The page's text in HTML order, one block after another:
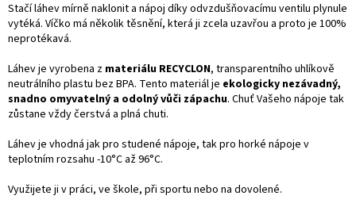
Stačí láhev mírně naklonit a nápoj díky odvzdušňovacímu ventilu plynule
vytéká. Víčko má několik těsnění, která ji zcela uzavřou a proto je 100%
neprotékavá.
Láhev je vyrobena z materiálu RECYCLON, transparentního uhlíkově
neutrálního plastu bez BPA. Tento materiál je ekologicky nezávadný,
snadno omyvatelný a odolný vůči zápachu. Chuť Vašeho nápoje tak
zůstane vždy čerstvá a plná chuti.
Láhev je vhodná jak pro studené nápoje, tak pro horké nápoje v
teplotním rozsahu -10°C až 96°C.
Využijete ji v práci, ve škole, při sportu nebo na dovolené.